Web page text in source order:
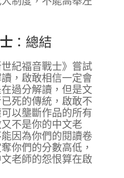
：總結
紀福音戰士》嘗試
，啟敢相信一定會
過分解讀，但是文
死的傳統，啟敢不
以壟斷作品的所有
不是你的中文老
因為你們的閱讀卷
你們的分數高低，
老師的怨恨算在啟